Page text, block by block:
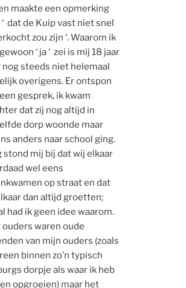
maakte een opmerking
dat de Kuip vast niet snel
zou zijn ‘. Waarom ik
‘ ja ‘ zei is mij 18 jaar
nog steeds niet helemaal
overigens. Er ontspon
gesprek, ik kwam
dat zij nog altijd in
dorp woonde maar
anders naar school ging.
stond mij bij dat wij elkaar
wel eens
op straat en dat
dan altijd groetten;
had ik geen idee waarom.
ouders waren oude
van mijn ouders (zoals
binnen zo’n typisch
dorpje als waar ik heb
opgroeien) maar het